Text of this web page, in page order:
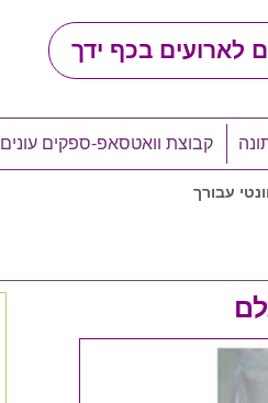
לארועים בכף ידך
קבוצת וואטסאפ-ספקים עונים LIVE
עבורך